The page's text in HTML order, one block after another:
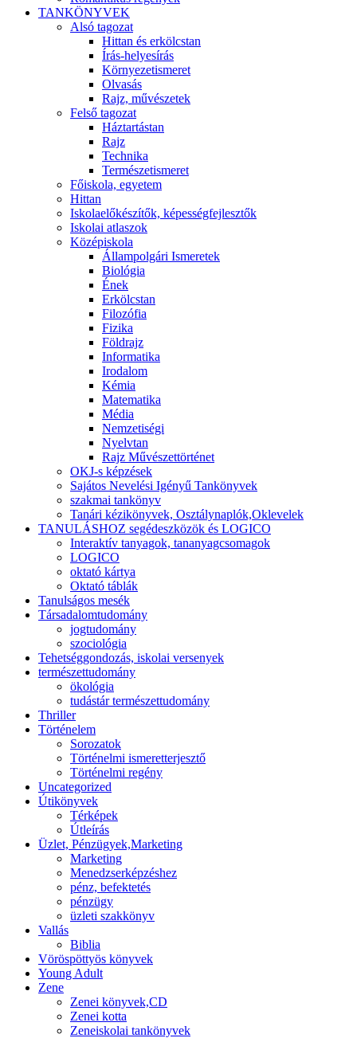
TANKÖNYVEK
Alsó tagozat
Hittan és erkölcstan
Írás-helyesírás
Környezetismeret
Olvasás
Rajz, művészetek
Felső tagozat
Háztartástan
Rajz
Technika
Természetismeret
Főiskola, egyetem
Hittan
Iskolaelőkészítők, képességfejlesztők
Iskolai atlaszok
Középiskola
Állampolgári Ismeretek
Biológia
Ének
Erkölcstan
Filozófia
Fizika
Földrajz
Informatika
Irodalom
Kémia
Matematika
Média
Nemzetiségi
Nyelvtan
Rajz Művészettörténet
OKJ-s képzések
Sajátos Nevelési Igényű Tankönyvek
szakmai tankönyv
Tanári kézikönyvek, Osztálynaplók,Oklevelek
TANULÁSHOZ segédeszközök és LOGICO
Interaktív tanyagok, tananyagcsomagok
LOGICO
oktató kártya
Oktató táblák
Tanulságos mesék
Társadalomtudomány
jogtudomány
szociológia
Tehetséggondozás, iskolai versenyek
természettudomány
ökológia
tudástár természettudomány
Thriller
Történelem
Sorozatok
Történelmi ismeretterjesztő
Történelmi regény
Uncategorized
Útikönyvek
Térképek
Útleírás
Üzlet, Pénzügyek,Marketing
Marketing
Menedzserképzéshez
pénz, befektetés
pénzügy
üzleti szakkönyv
Vallás
Biblia
Vöröspöttyös könyvek
Young Adult
Zene
Zenei könyvek,CD
Zenei kotta
Zeneiskolai tankönyvek